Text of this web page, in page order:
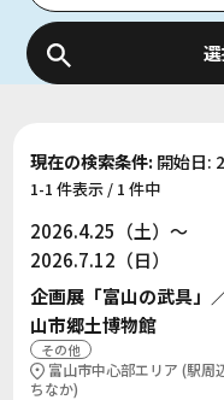
現在の検索条件:開始日:
1-1 件表示 / 1 件中
2026.4.25（土）～
2026.7.12（日）
企画展「富山の武具」
山市郷土博物館
その他
富山市中心部エリア (駅周
ちなか)